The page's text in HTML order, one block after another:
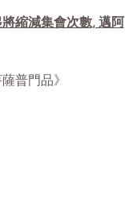
縮減集會次數, 邁阿
普門品》